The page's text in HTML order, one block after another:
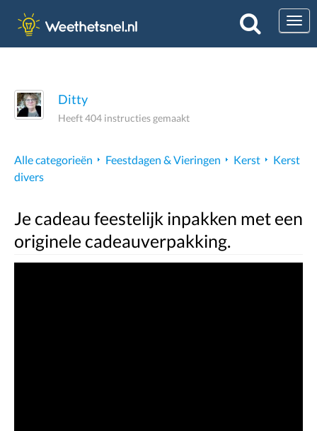
Ditty
Heeft 404 instructies gemaakt
Alle categorieën Feestdagen & Vieringen Kerst
Kerst
divers
Je cadeau feestelijk inpakken met een
originele cadeauverpakking.